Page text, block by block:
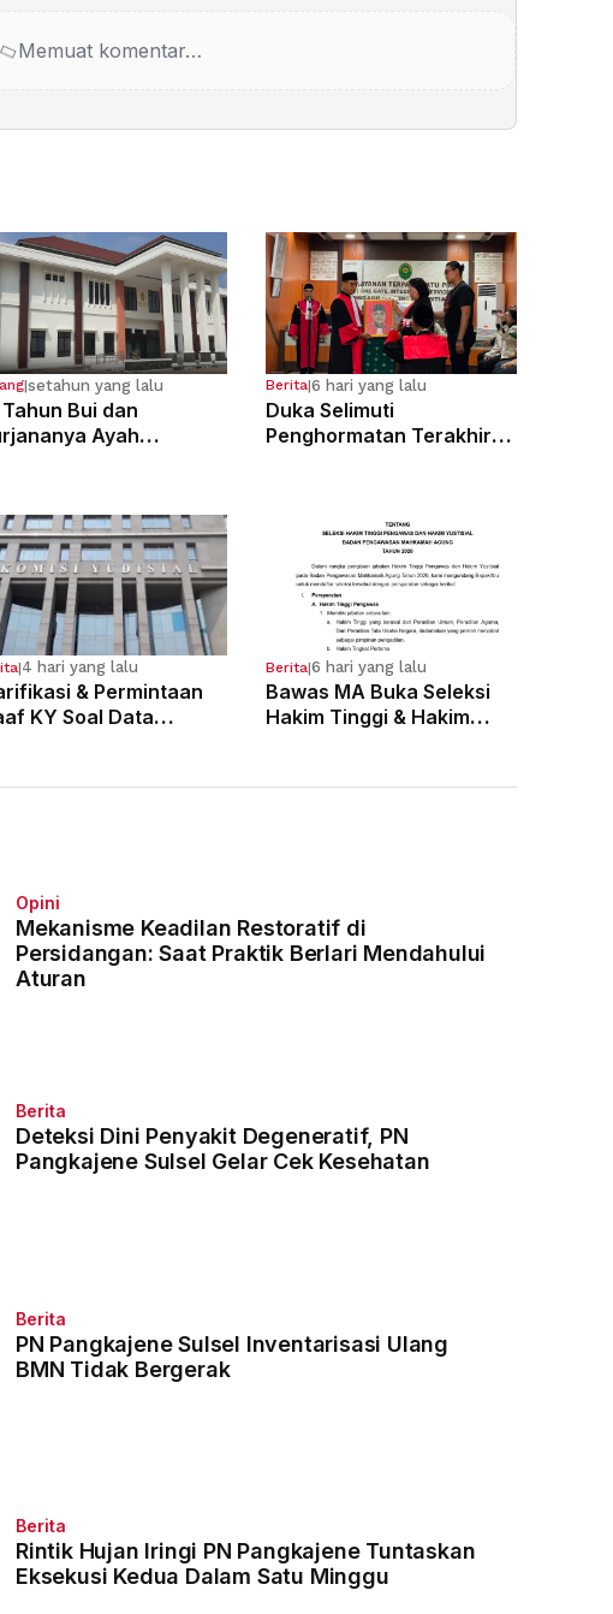
Memuat komentar…
|setahun yang lalu
Tahun Bui dan
Ayah
Berita|6 hari yang lalu
Duka Selimuti
Penghormatan Terakhir
|4 hari yang lalu
& Permintaan
KY Soal Data
Berita|6 hari yang lalu
Bawas MA Buka Seleksi
Hakim Tinggi & Hakim
Opini
Mekanisme Keadilan Restoratif di
Persidangan: Saat Praktik Berlari Mendahului
Aturan
Berita
Deteksi Dini Penyakit Degeneratif, PN
Pangkajene Sulsel Gelar Cek Kesehatan
Berita
PN Pangkajene Sulsel Inventarisasi Ulang
BMN Tidak Bergerak
Berita
Rintik Hujan Iringi PN Pangkajene Tuntaskan
Eksekusi Kedua Dalam Satu Minggu